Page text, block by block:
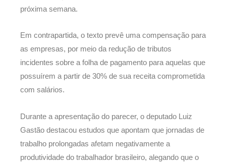
próxima semana.
Em contrapartida, o texto prevê uma compensação para
as empresas, por meio da redução de tributos
incidentes sobre a folha de pagamento para aquelas que
possuírem a partir de 30% de sua receita comprometida
com salários.
Durante a apresentação do parecer, o deputado Luiz
Gastão destacou estudos que apontam que jornadas de
trabalho prolongadas afetam negativamente a
produtividade do trabalhador brasileiro, alegando que o